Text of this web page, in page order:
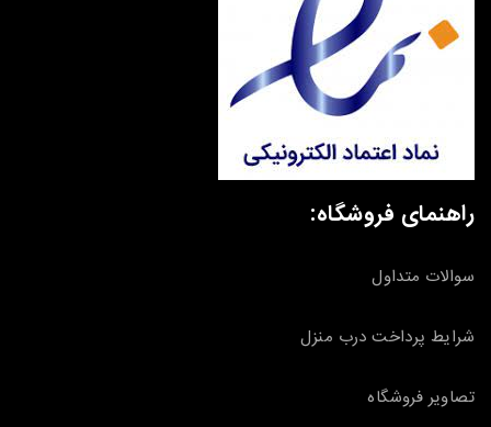
راهنمای فروشگاه:
سوالات متداول
شرایط پرداخت درب منزل
تصاویر فروشگاه